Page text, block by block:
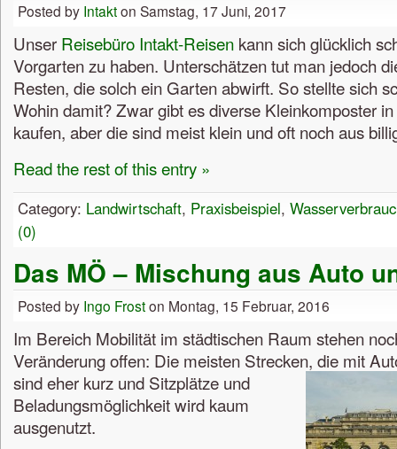
Posted by Intakton Samstag, 17 Juni, 2017
Unser Reisebüro Intakt-Reisen kann sich glücklich
Vorgarten zu haben. Unterschätzen tut man jedoch
Resten, die solch ein Garten abwirft. So stellte sich
Wohin damit? Zwar gibt es diverse Kleinkomposter
kaufen, aber die sind meist klein und oft noch aus
Read the rest of this entry »
Category: Landwirtschaft, Praxisbeispiel,
(0)
Das MÖ – Mischung aus Auto
Posted by Ingo Froston Montag, 15 Februar, 2016
Im Bereich Mobilität im städtischen Raum stehen
Veränderung offen: Die meisten Strecken, die mit
sindeher kurz und Sitzplätze und
Beladungsmöglichkeit wird kaum
ausgenutzt.